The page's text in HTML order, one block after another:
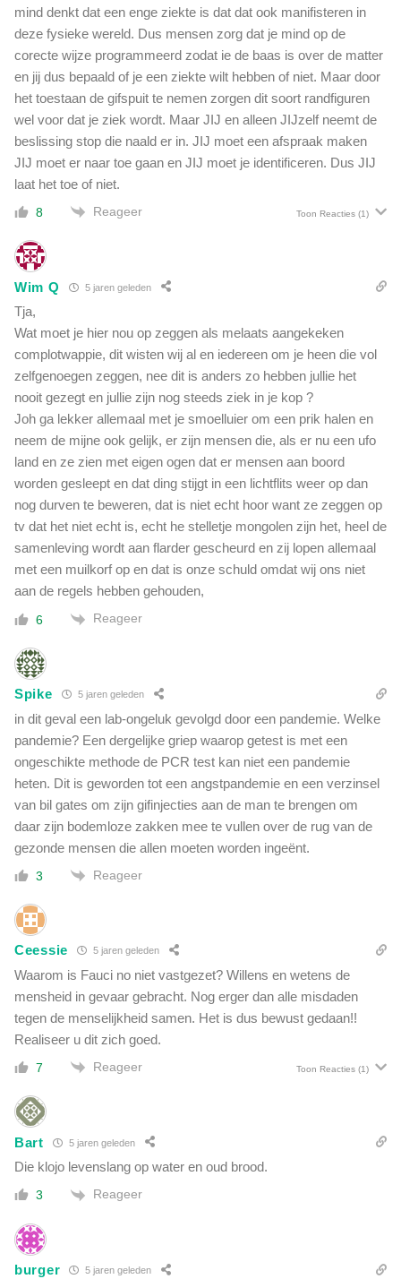
mind denkt dat een enge ziekte is dat dat ook manifisteren in
deze fysieke wereld. Dus mensen zorg dat je mind op de
corecte wijze programmeerd zodat ie de baas is over de matter
en jij dus bepaald of je een ziekte wilt hebben of niet. Maar door
het toestaan de gifspuit te nemen zorgen dit soort randfiguren
wel voor dat je ziek wordt. Maar JIJ en alleen JIJzelf neemt de
beslissing stop die naald er in. JIJ moet een afspraak maken
JIJ moet er naar toe gaan en JIJ moet je identificeren. Dus JIJ
laat het toe of niet.
8 Reageer Toon Reacties (1)
Wim Q 5 jaren geleden
Tja,
Wat moet je hier nou op zeggen als melaats aangekeken
complotwappie, dit wisten wij al en iedereen om je heen die vol
zelfgenoegen zeggen, nee dit is anders zo hebben jullie het
nooit gezegt en jullie zijn nog steeds ziek in je kop ?
Joh ga lekker allemaal met je smoelluier om een prik halen en
neem de mijne ook gelijk, er zijn mensen die, als er nu een ufo
land en ze zien met eigen ogen dat er mensen aan boord
worden gesleept en dat ding stijgt in een lichtflits weer op dan
nog durven te beweren, dat is niet echt hoor want ze zeggen op
tv dat het niet echt is, echt he stelletje mongolen zijn het, heel de
samenleving wordt aan flarder gescheurd en zij lopen allemaal
met een muilkorf op en dat is onze schuld omdat wij ons niet
aan de regels hebben gehouden,
6 Reageer
Spike 5 jaren geleden
in dit geval een lab-ongeluk gevolgd door een pandemie. Welke
pandemie? Een dergelijke griep waarop getest is met een
ongeschikte methode de PCR test kan niet een pandemie
heten. Dit is geworden tot een angstpandemie en een verzinsel
van bil gates om zijn gifinjecties aan de man te brengen om
daar zijn bodemloze zakken mee te vullen over de rug van de
gezonde mensen die allen moeten worden ingeënt.
3 Reageer
Ceessie 5 jaren geleden
Waarom is Fauci no niet vastgezet? Willens en wetens de
mensheid in gevaar gebracht. Nog erger dan alle misdaden
tegen de menselijkheid samen. Het is dus bewust gedaan!!
Realiseer u dit zich goed.
7 Reageer Toon Reacties (1)
Bart 5 jaren geleden
Die klojo levenslang op water en oud brood.
3 Reageer
burger 5 jaren geleden